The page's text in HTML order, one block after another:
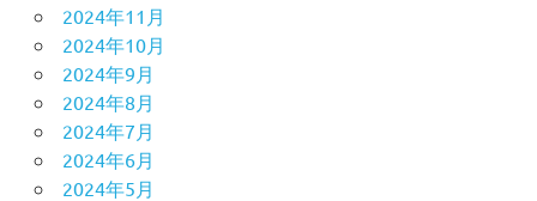
2024年11月
2024年10月
2024年9月
2024年8月
2024年7月
2024年6月
2024年5月